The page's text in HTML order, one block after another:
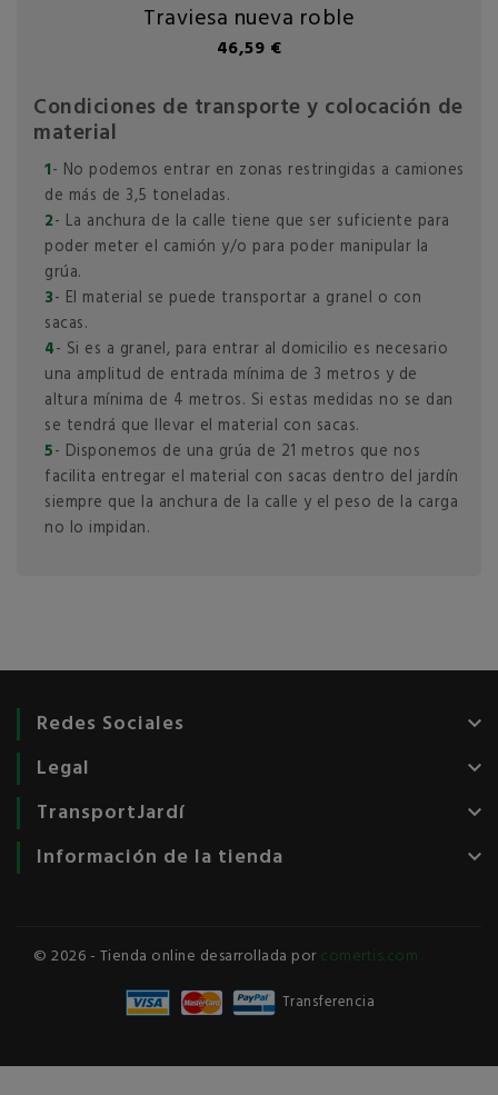
Traviesa nueva roble
Precio
46,59 €
Condiciones de transporte y colocación de
material
1- No podemos entrar en zonas restringidas a camiones
de más de 3,5 toneladas.
2- La anchura de la calle tiene que ser suficiente para
poder meter el camión y/o para poder manipular la
grúa.
3- El material se puede transportar a granel o con
sacas.
4- Si es a granel, para entrar al domicilio es necesario
una amplitud de entrada mínima de 3 metros y de
altura mínima de 4 metros. Si estas medidas no se dan
se tendrá que llevar el material con sacas.
5- Disponemos de una grúa de 21 metros que nos
facilita entregar el material con sacas dentro del jardín
siempre que la anchura de la calle y el peso de la carga
no lo impidan.
Redes Sociales keyboard_arrow_down
Legal keyboard_arrow_down
TransportJardí keyboard_arrow_down
Información de la tienda keyboard_arrow_down
© 2026 - Tienda online desarrollada porcomertis.com
Transferencia